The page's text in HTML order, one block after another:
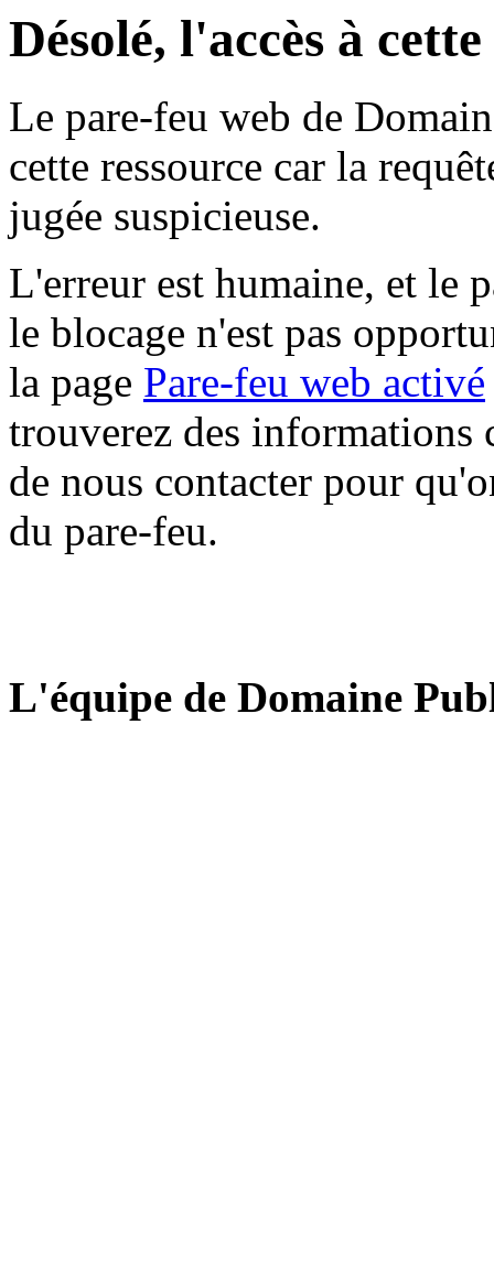
Désolé, l'accès à
Le pare-feu web de
cette ressource car la
jugée suspicieuse.
L'erreur est humaine, et le
le blocage n'est pas
la page Pare-feu web activé
trouverez des informations
de nous contacter pour
du pare-feu.
L'équipe de Domaine